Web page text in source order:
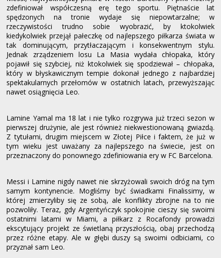
zdefiniował współczesną erę tego sportu. Piętnaście lat
spędzonych na tronie wydaje się niepowtarzalne; w
rzeczywistości trudno sobie wyobrazić, by ktokolwiek
kiedykolwiek przejął pałeczkę od najlepszego piłkarza świata w
tak dominującym, przytłaczającym i konsekwentnym stylu.
Jednak zrządzeniem losu La Masia wydała chłopaka, który
pojawił się szybciej, niż ktokolwiek się spodziewał – chłopaka,
który w błyskawicznym tempie dokonał jednego z najbardziej
spektakularnych przełomów w ostatnich latach, przewyższając
nawet osiągnięcia Leo.
Lamine Yamal ma 18 lat i nie tylko rozgrywa już trzeci sezon w
pierwszej drużynie, ale jest również niekwestionowaną gwiazdą.
Z tytułami, drugim miejscem w Złotej Piłce i faktem, że już w
tym wieku jest uważany za najlepszego na świecie, jest on
przeznaczony do ponownego zdefiniowania ery w FC Barcelona.
Messi i Lamine nigdy nawet nie skrzyżowali swoich dróg na tym
samym kontynencie. Mogliśmy być świadkami Finalissimy, w
której zmierzyliby się ze sobą, ale konflikty zbrojne na to nie
pozwoliły. Teraz, gdy Argentyńczyk spokojnie cieszy się swoimi
ostatnimi latami w Miami, a piłkarz z Rocafondy prowadzi
ekscytujący projekt ze świetlaną przyszłością, obaj przechodzą
przez różne etapy. Ale w głębi duszy są swoimi odbiciami, co
przyznał sam Leo.